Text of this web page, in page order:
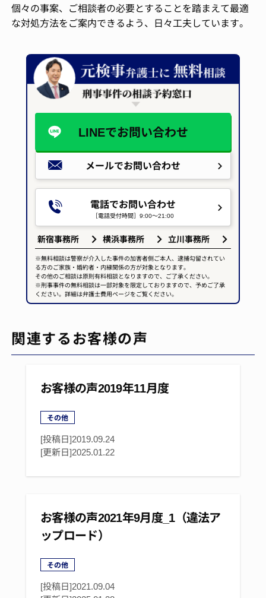
個々の事案、ご相談者の必要とすることを踏まえて最適
な対処方法をご案内できるよう、日々工夫しています。
電話でお問い合わせ
［電話受付時間］9:00～21:00
メールでお問い合わせ
LINEでお問い合わせ
新宿事務所 横浜事務所 立川事務所
※無料相談は警察が介入した事件の加害者側ご本人、逮捕勾留されてい
る方のご家族・婚約者・内縁関係の方が対象となります。
その他のご相談は原則有料相談となりますので、ご了承ください。
※刑事事件の無料相談は一部対象を限定しておりますので、予めご了承
ください。詳細は弁護士費用ページをご覧ください。
関連するお客様の声
お客様の声2019年11月度
その他
[投稿日]2019.09.24
[更新日]2025.01.22
お客様の声2021年9月度_1（違法ア
ップロード）
その他
[投稿日]2021.09.04